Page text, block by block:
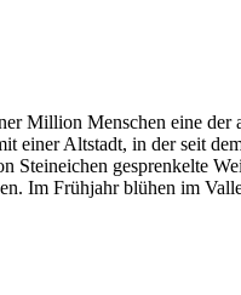
Million Menschen eine der
einer Altstadt, in der seit
Steineichen gesprenkelte
Im Frühjahr blühen im